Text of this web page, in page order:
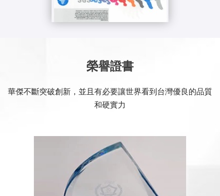
榮譽證書
華傑不斷突破創新，並且有必要讓世界看到台灣優良的品質
和硬實力